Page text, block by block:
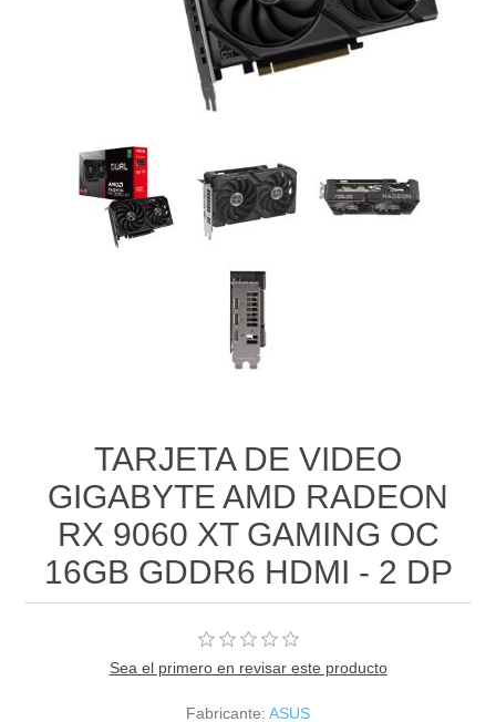
TARJETA DE VIDEO
GIGABYTE AMD RADEON
RX 9060 XT GAMING OC
16GB GDDR6 HDMI - 2 DP
Sea el primero en revisar este producto
Fabricante: ASUS